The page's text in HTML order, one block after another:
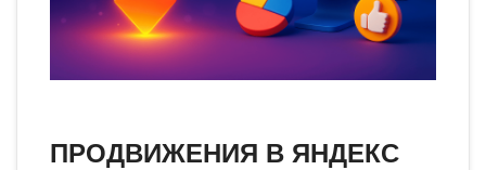
ПРОДВИЖЕНИЯ В ЯНДЕКС